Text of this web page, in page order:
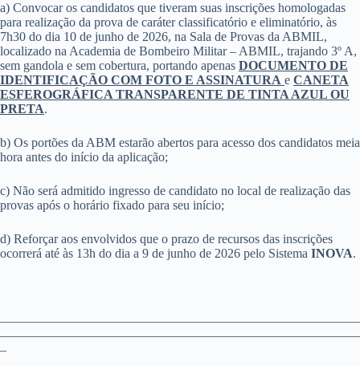
a) Convocar os candidatos que tiveram suas inscrições homologadas
para realização da prova de caráter classificatório e eliminatório, às
7h30 do dia 10 de junho de 2026, na Sala de Provas da ABMIL,
localizado na Academia de Bombeiro Militar – ABMIL, trajando 3º A,
sem gandola e sem cobertura, portando apenas DOCUMENTO DE
IDENTIFICAÇÃO COM FOTO E ASSINATURA​​ e CANETA
ESFEROGRÁFICA TRANSPARENTE DE TINTA AZUL OU
PRETA.
b) Os portões da ABM estarão abertos para acesso dos candidatos meia
hora antes do início da aplicação;
c) Não será admitido ingresso de candidato no local de realização das
provas após o horário fixado para seu início;
d) Reforçar aos envolvidos que o prazo de recursos das inscrições
ocorrerá até às 13h do dia a 9 de junho de 2026 pelo Sistema INOVA.
————————————————————————————
————————————————————————————
–